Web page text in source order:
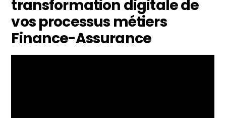
transformation digitale de
vos processus métiers
Finance-Assurance